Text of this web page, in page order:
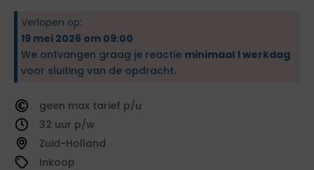
Verlopen op:
19 mei 2026 om 09:00
We ontvangen graag je reactie minimaal 1 werkdag
voor sluiting van de opdracht.
geen
tarief
32
Zuid-Holland
Inkoop